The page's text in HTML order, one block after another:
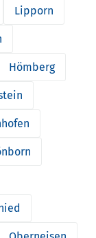
Lipporn
Hömberg